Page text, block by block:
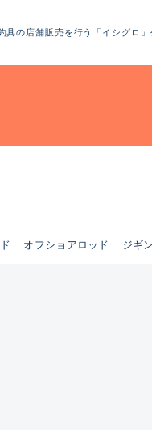
具の店舗販売を行う「イシグロ
オフショアロッド ジギ